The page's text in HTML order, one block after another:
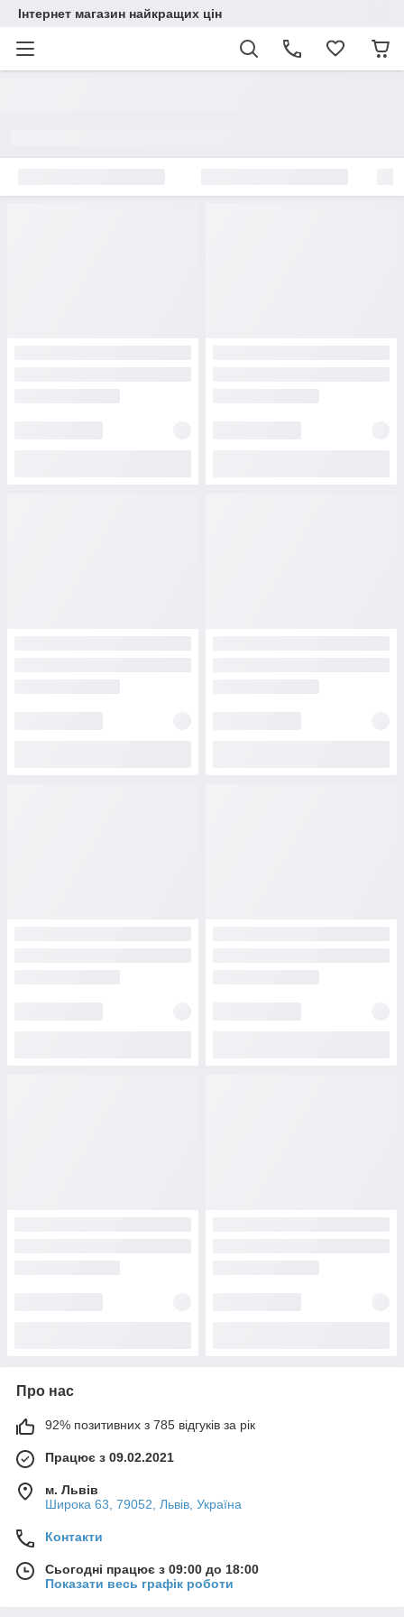
Інтернет магазин найкращих цін
Про нас
92% позитивних з 785 відгуків за рік
Працює з 09.02.2021
м. Львів
Широка 63, 79052, Львів, Україна
Контакти
Сьогодні працює з 09:00 до 18:00
Показати весь графік роботи